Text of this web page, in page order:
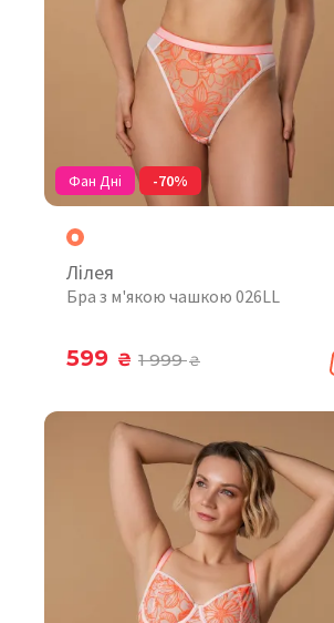
Фан Дні -70%
Лілея
Бра з м'якою чашкою 026LL
599 ₴ 1 999₴